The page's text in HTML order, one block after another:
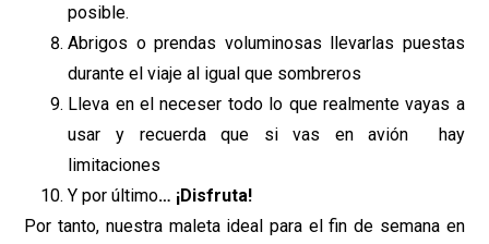
posible.
Abrigos o prendas voluminosas llevarlas puestas
durante el viaje al igual que sombreros
Lleva en el neceser todo lo que realmente vayas a
usar y recuerda que si vas en avión hay
limitaciones
Y por último… ¡Disfruta!
Por tanto, nuestra maleta ideal para el fin de semana en